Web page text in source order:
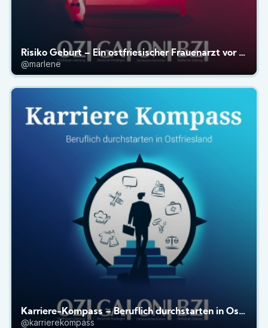
Risiko Geburt – Ein ostfriesischer Frauenarzt vor Gericht
@marlene
Karriere-Kompass – Beruflich durchstarten in Ostfriesland
@karrierekompass